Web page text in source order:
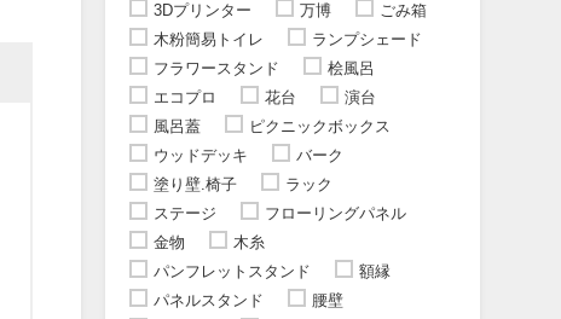
3Dプリンター
万博
ごみ箱
木粉簡易トイレ
ランプシェード
フラワースタンド
桧風呂
エコプロ
花台
演台
風呂蓋
ピクニックボックス
ウッドデッキ
バーク
塗り壁.椅子
ラック
ステージ
フローリングパネル
金物
木糸
パンフレットスタンド
額縁
パネルスタンド
腰壁